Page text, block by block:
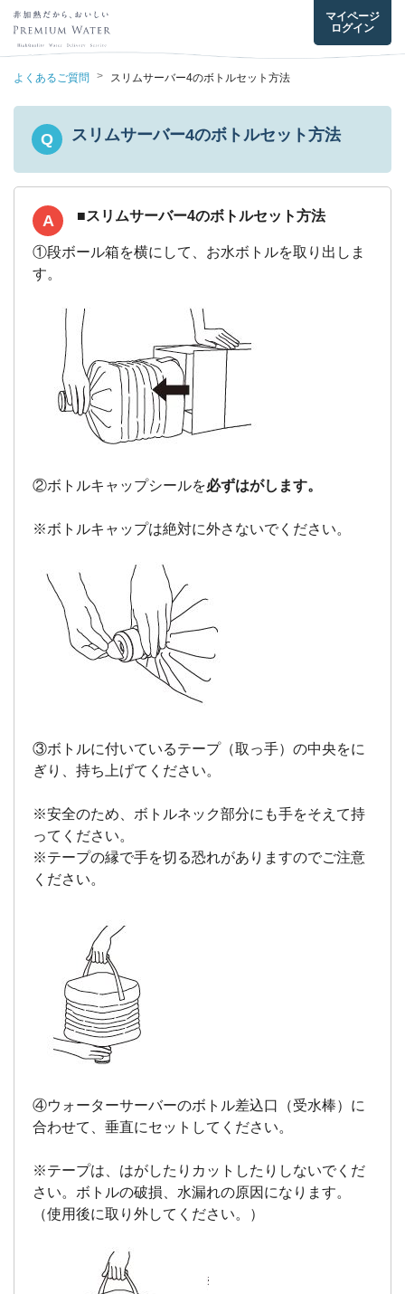
マイページ
ログイン
よくあるご質問 > スリムサーバー4のボトルセット方法
Q スリムサーバー4のボトルセット方法
A ■スリムサーバー4のボトルセット方法
①段ボール箱を横にして、お水ボトルを取り出しま
②ボトルキャップシールを必ずはがします。
※ボトルキャップは絶対に外さないでください。
③ボトルに付いているテープ（取っ手）の中央をに
ぎり、持ち上げてください。
※安全のため、ボトルネック部分にも手をそえて持
ってください。
※テープの縁で手を切る恐れがありますのでご注意
ください。
④ウォーターサーバーのボトル差込口（受水棒）に
合わせて、垂直にセットしてください。
※テープは、はがしたりカットしたりしないでくだ
さい。ボトルの破損、水漏れの原因になります。
（使用後に取り外してください。）